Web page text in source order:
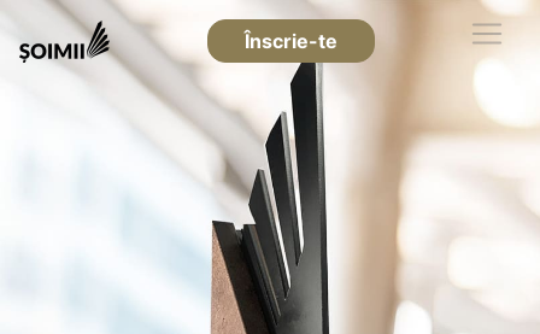
Înscrie-te